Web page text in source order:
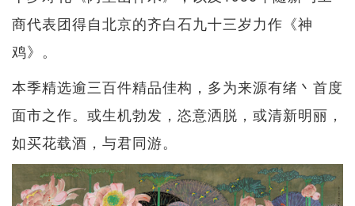
商代表团得自北京的齐白石九十三岁力作《神
鸡》。
本季精选逾三百件精品佳构，多为来源有绪丶首度
面市之作。或生机勃发，恣意洒脱，或清新明丽，
如买花载酒，与君同游。